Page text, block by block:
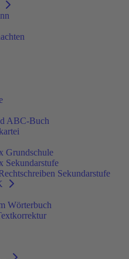
ABC-Buch
Grundschule
Sekundarstufe
Sekundarstufe
Wörterbuch